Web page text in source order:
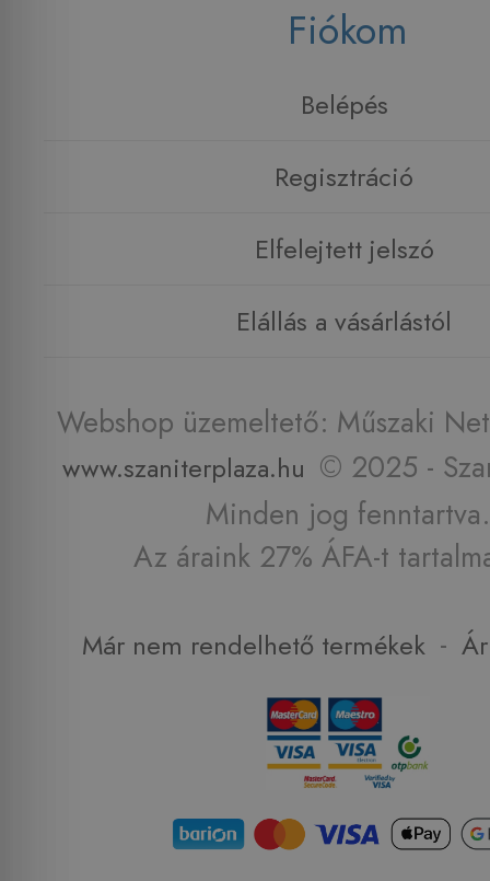
Fiókom
Belépés
Regisztráció
Elfelejtett jelszó
Elállás a vásárlástól
Webshop üzemeltető: Műszaki
www.szaniterplaza.hu © 2025 -
Minden jog fenntartva.
Az áraink 27% ÁFA-t
Már nem rendelhető termékek -